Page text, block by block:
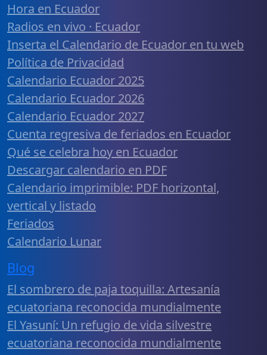
Hora en Ecuador
Radios en vivo · Ecuador
Inserta el Calendario de Ecuador en tu web
Política de Privacidad
Calendario Ecuador 2025
Calendario Ecuador 2026
Calendario Ecuador 2027
Cuenta regresiva de feriados en Ecuador
Qué se celebra hoy en Ecuador
Descargar calendario en PDF
Calendario imprimible: PDF horizontal,
vertical y listado
Feriados
Calendario Lunar
Blog
El sombrero de paja toquilla: Artesanía
ecuatoriana reconocida mundialmente
El Yasuní: Un refugio de vida silvestre
ecuatoriana reconocida mundialmente